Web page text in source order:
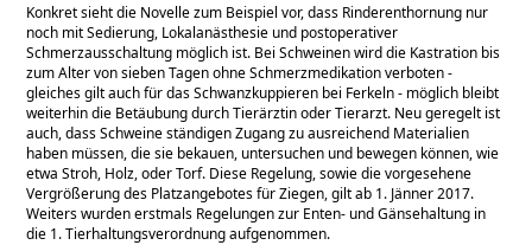
Konkret sieht die Novelle zum Beispiel vor, dass Rinderenthornung nur
noch mit Sedierung, Lokalanästhesie und postoperativer
Schmerzausschaltung möglich ist. Bei Schweinen wird die Kastration bis
zum Alter von sieben Tagen ohne Schmerzmedikation verboten -
gleiches gilt auch für das Schwanzkuppieren bei Ferkeln - möglich bleibt
weiterhin die Betäubung durch Tierärztin oder Tierarzt. Neu geregelt ist
auch, dass Schweine ständigen Zugang zu ausreichend Materialien
haben müssen, die sie bekauen, untersuchen und bewegen können, wie
etwa Stroh, Holz, oder Torf. Diese Regelung, sowie die vorgesehene
Vergrößerung des Platzangebotes für Ziegen, gilt ab 1. Jänner 2017.
Weiters wurden erstmals Regelungen zur Enten- und Gänsehaltung in
die 1. Tierhaltungsverordnung aufgenommen.